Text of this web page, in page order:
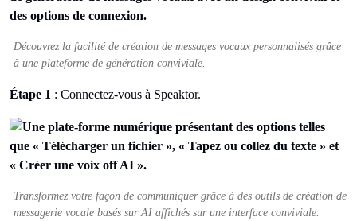
Découvrez la facilité de création de messages vocaux personnalisés grâce
à une plateforme de génération conviviale.
Étape 1 : Connectez-vous à Speaktor.
Transformez votre façon de communiquer grâce à des outils de création de
messagerie vocale basés sur AI affichés sur une interface conviviale.